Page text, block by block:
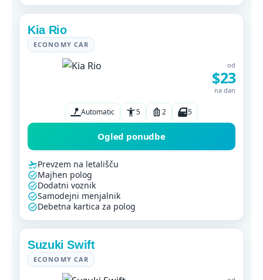
Kia Rio
ECONOMY CAR
od
$23
na dan
Automatic 5 2 5
Ogled ponudbe
Prevzem na letališču
Majhen polog
Dodatni voznik
Samodejni menjalnik
Debetna kartica za polog
Suzuki Swift
ECONOMY CAR